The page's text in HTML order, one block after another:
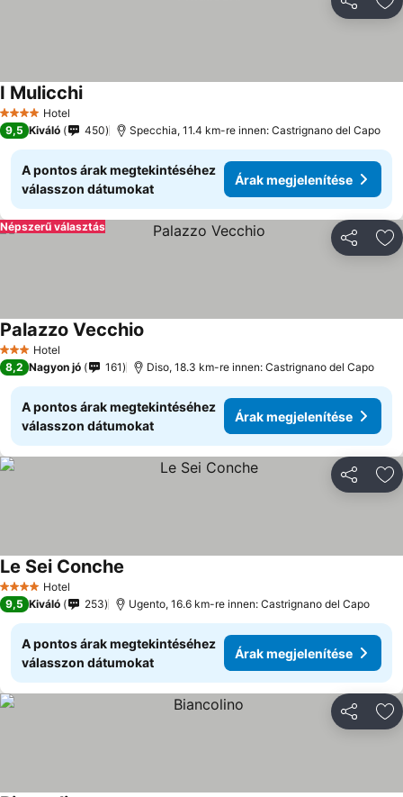
4 KategóriaHotel
I Mulicchi
9,5 Kiváló 450 Specchia, 11.4 km-re innen: Castrignano del Capo
A pontos árak megtekintéséhez
válasszon dátumokat
Árak megjelenítése
Népszerű választás
3 Kategória
Hotel
Palazzo Vecchio
8,2 Nagyon jó 161 Diso, 18.3 km-re innen: Castrignano del Capo
A pontos árak megtekintéséhez
válasszon dátumokat
Árak megjelenítése
4 KategóriaHotel
Le Sei Conche
9,5 Kiváló 253 Ugento, 16.6 km-re innen: Castrignano del Capo
A pontos árak megtekintéséhez
válasszon dátumokat
Árak megjelenítése